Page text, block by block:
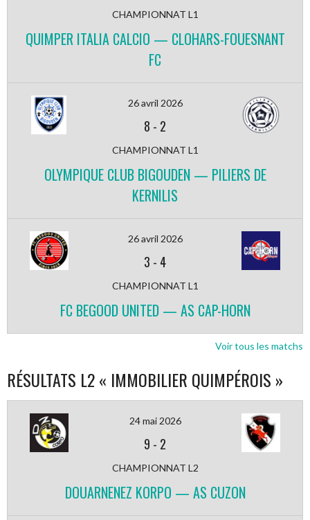
CHAMPIONNAT L1
QUIMPER ITALIA CALCIO — CLOHARS-FOUESNANT
FC
26 avril 2026
8 - 2
CHAMPIONNAT L1
OLYMPIQUE CLUB BIGOUDEN — PILIERS DE
KERNILIS
26 avril 2026
3 - 4
CHAMPIONNAT L1
FC BEGOOD UNITED — AS CAP-HORN
Voir tous les matchs
RÉSULTATS L2 « IMMOBILIER QUIMPÉROIS »
24 mai 2026
9 - 2
CHAMPIONNAT L2
DOUARNENEZ KORPO — AS CUZON